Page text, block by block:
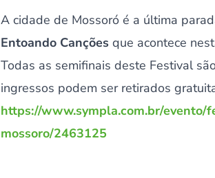
A cidade de Mossoró é a última
Entoando Canções que acontece
Todas as semifinais deste Festival
ingressos podem ser retirados
https://www.sympla.com.br/
mossoro/2463125